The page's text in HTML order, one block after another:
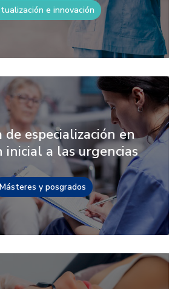
e innovación
de especialización en
inicial a las urgencias
Másteres y posgrados